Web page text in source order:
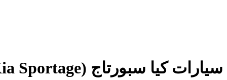
سيارات كيا سبورتاج (Kia Sportage) جديدة للبيع في مصر